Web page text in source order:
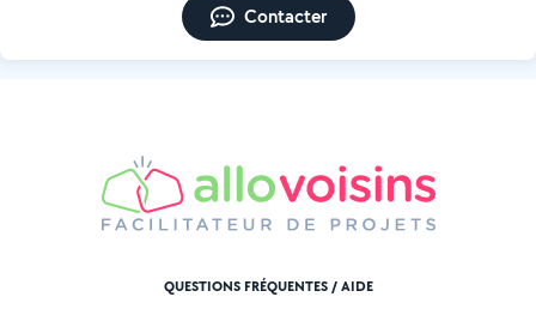
Contacter
QUESTIONS FRÉQUENTES / AIDE